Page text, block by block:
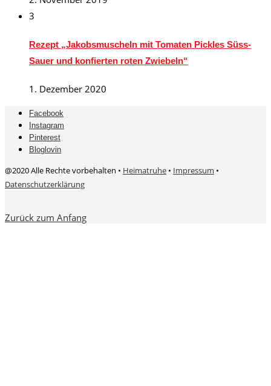
3
Rezept „Jakobsmuscheln mit Tomaten Pickles Süss-
Sauer und konfierten roten Zwiebeln“
1. Dezember 2020
Facebook
Instagram
Pinterest
Bloglovin
@2020 Alle Rechte vorbehalten • Heimatruhe • Impressum •
Datenschutzerklärung
Zurück zum Anfang